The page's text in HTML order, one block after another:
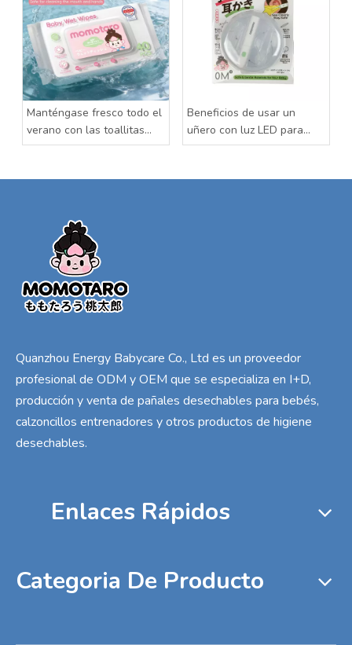
Manténgase fresco todo el
verano con las toallitas
húmedas para bebés
Beneficios de usar un
uñero con luz LED para
bebés
Quanzhou Energy Babycare Co., Ltd es un proveedor
profesional de ODM y OEM que se especializa en I+D,
producción y venta de pañales desechables para bebés,
calzoncillos entrenadores y otros productos de higiene
desechables.
Enlaces Rápidos
Categoria De Producto